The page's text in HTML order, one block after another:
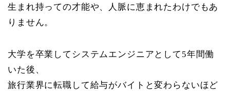
生まれ持っての才能や、人脈に恵まれたわけでもあ
りません。
大学を卒業してシステムエンジニアとして5年間働
いた後、
旅行業界に転職して給与がバイトと変わらないほど